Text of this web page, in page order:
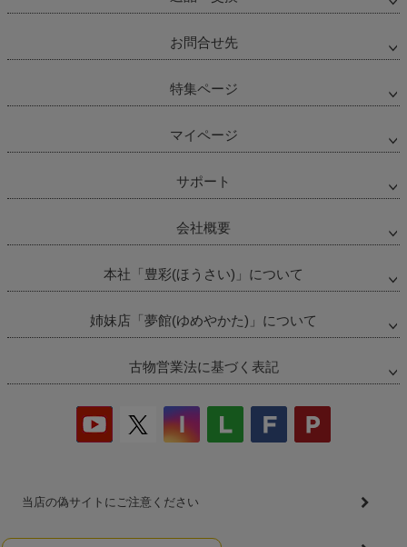
お問合せ先
特集ページ
マイページ
サポート
会社概要
本社「豊彩(ほうさい)」について
姉妹店「夢館(ゆめやかた)」について
古物営業法に基づく表記
当店の偽サイトにご注意ください